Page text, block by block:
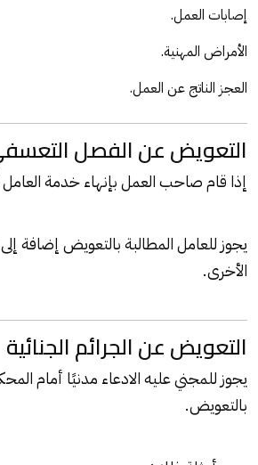
إصابات العمل.
الأمراض المهنية.
العجز الناتج عن العمل.
التعويض عن الفصل
إذا قام صاحب العمل بإنهاء خدمة العامل
يجوز للعامل المطالبة بالتعويض إضافة
الأخرى.
التعويض عن الجرائم الجنائية
يجوز للمجني عليه الادعاء مدنيًا أمام
بالتعويض.